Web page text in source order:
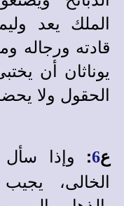
الملك يعد
قادته ورجاله
يوناثان أن
الحقول ولا
ع6
: وإذا
الخالى،